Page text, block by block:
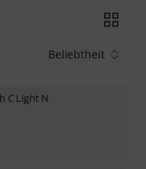
Beliebtheit
C Light N